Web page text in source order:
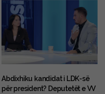
Abdixhiku kandidat i LDK-së
për president? Deputetët e VV